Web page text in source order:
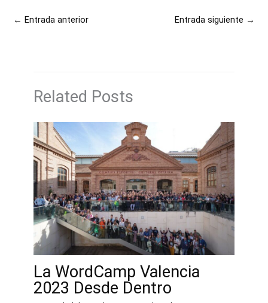
b
k
dI
p
← Entrada anterior Entrada siguiente →
Related Posts
La WordCamp Valencia
2023 Desde Dentro